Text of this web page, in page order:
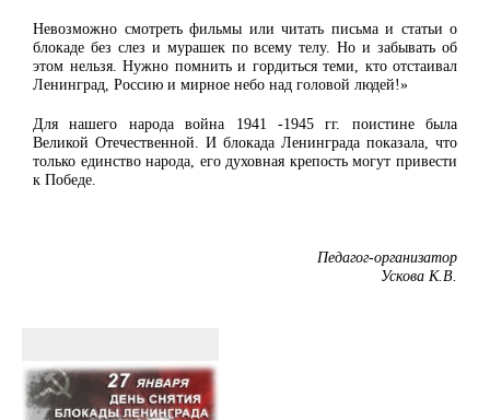
Невозможно смотреть фильмы или читать письма и статьи о
блокаде без слез и мурашек по всему телу. Но и забывать об
этом нельзя. Нужно помнить и гордиться теми, кто отстаивал
Ленинград, Россию и мирное небо над головой людей!»
Для нашего народа война 1941 -1945 гг. поистине была
Великой Отечественной. И блокада Ленинграда показала, что
только единство народа, его духовная крепость могут привести
к Победе.
Педагог-организатор
Ускова К.В.